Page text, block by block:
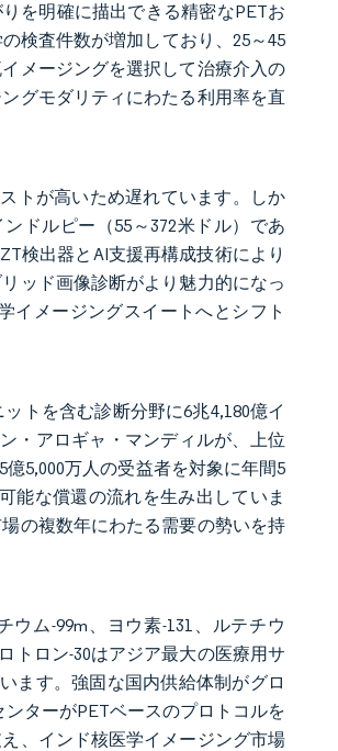
を明確に描出できる精密なPETお
検査件数が増加しており、25～45
メージングを選択して治療介入の
グモダリティにわたる利用率を直
トが高いため遅れています。しか
ドルピー（55～372米ドル）であ
検出器とAI支援再構成技術により
ッド画像診断がより魅力的になっ
イメージングスイートへとシフト
トを含む診断分野に6兆4,180億イ
・アロギャ・マンディルが、上位
5,000万人の受益者を対象に年間5
能な償還の流れを生み出していま
の複数年にわたる需要の勢いを持
ム-99m、ヨウ素-131、ルテチウ
トロン-30はアジア最大の医療用サ
ます。強固な国内供給体制がグロ
ターがPETベースのプロトコルを
、インド核医学イメージング市場